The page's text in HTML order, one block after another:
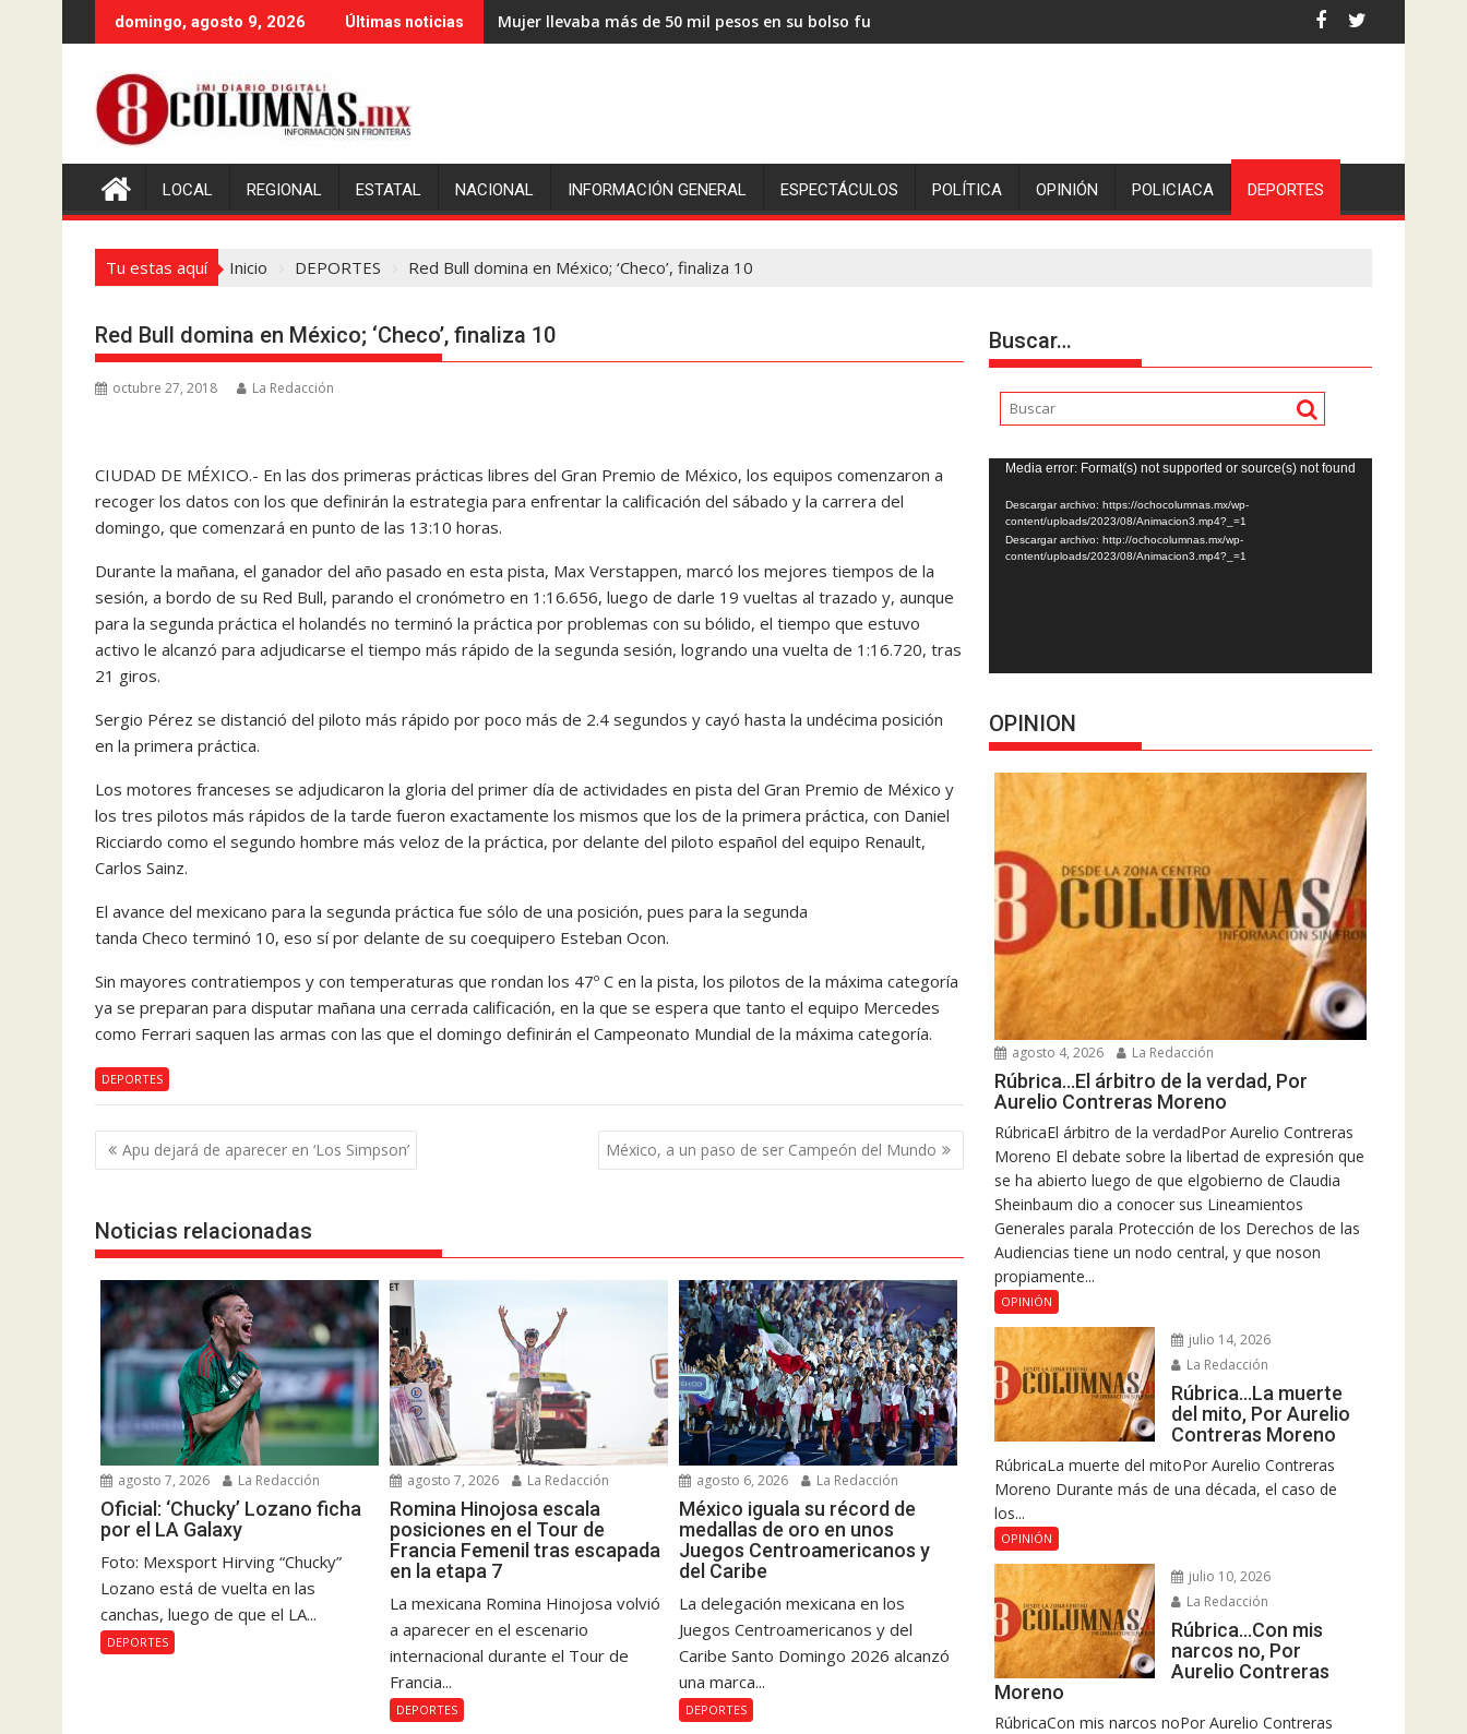
al
domingo, agosto 9, 2026 Últimas noticias Mujer llevaba más de 50 mil pesos en su bolso fue sorprendida por asaltantes
LOCAL REGIONAL ESTATAL NACIONAL INFORMACIÓN GENERAL ESPECTÁCULOS POLÍTICA OPINIÓN POLICIACA DEPORTES
Tu estas aquí Inicio DEPORTES Red Bull domina en México; ‘Checo’, finaliza 10
Red Bull domina en México; ‘Checo’, finaliza 10
octubre 27, 2018 La Redacción
CIUDAD DE MÉXICO.- En las dos primeras prácticas libres del Gran Premio de México, los equipos comenzaron a
recoger los datos con los que definirán la estrategia para enfrentar la calificación del sábado y la carrera del
domingo, que comenzará en punto de las 13:10 horas.
Durante la mañana, el ganador del año pasado en esta pista, Max Verstappen, marcó los mejores tiempos de la
sesión, a bordo de su Red Bull, parando el cronómetro en 1:16.656, luego de darle 19 vueltas al trazado y, aunque
para la segunda práctica el holandés no terminó la práctica por problemas con su bólido, el tiempo que estuvo
activo le alcanzó para adjudicarse el tiempo más rápido de la segunda sesión, logrando una vuelta de 1:16.720, tras
21 giros.
Sergio Pérez se distanció del piloto más rápido por poco más de 2.4 segundos y cayó hasta la undécima posición
en la primera práctica.
Los motores franceses se adjudicaron la gloria del primer día de actividades en pista del Gran Premio de México y
los tres pilotos más rápidos de la tarde fueron exactamente los mismos que los de la primera práctica, con Daniel
Ricciardo como el segundo hombre más veloz de la práctica, por delante del piloto español del equipo Renault,
Carlos Sainz.
El avance del mexicano para la segunda práctica fue sólo de una posición, pues para la segunda
tanda Checo terminó 10, eso sí por delante de su coequipero Esteban Ocon.
Sin mayores contratiempos y con temperaturas que rondan los 47º C en la pista, los pilotos de la máxima categoría
ya se preparan para disputar mañana una cerrada calificación, en la que se espera que tanto el equipo Mercedes
como Ferrari saquen las armas con las que el domingo definirán el Campeonato Mundial de la máxima categoría.
DEPORTES
Navegación
de
Apu dejará de aparecer en ‘Los Simpson’ México, a un paso de ser Campeón del Mundo
Noticias relacionadas
agosto 7, 2026 La Redacción
Oficial: ‘Chucky’ Lozano ficha
por el LA Galaxy
Foto: Mexsport Hirving “Chucky”
Lozano está de vuelta en las
canchas, luego de que el LA...
DEPORTES
agosto 7, 2026 La Redacción
Romina Hinojosa escala
posiciones en el Tour de
Francia Femenil tras escapada
en la etapa 7
La mexicana Romina Hinojosa volvió
a aparecer en el escenario
internacional durante el Tour de
Francia...
DEPORTES
agosto 6, 2026 La Redacción
México iguala su récord de
medallas de oro en unos
Juegos Centroamericanos y
del Caribe
La delegación mexicana en los
Juegos Centroamericanos y del
Caribe Santo Domingo 2026 alcanzó
una marca...
DEPORTES
Buscar…
Reproductor
de
vídeo
Media error: Format(s) not supported or source(s) not found
Descargar archivo: https://ochocolumnas.mx/wp-
content/uploads/2023/08/Animacion3.mp4?_=1
Descargar archivo: http://ochocolumnas.mx/wp-
content/uploads/2023/08/Animacion3.mp4?_=1
OPINION
agosto 4, 2026 La Redacción
Rúbrica…El árbitro de la verdad, Por
Aurelio Contreras Moreno
RúbricaEl árbitro de la verdadPor Aurelio Contreras
Moreno El debate sobre la libertad de expresión que
se ha abierto luego de que elgobierno de Claudia
Sheinbaum dio a conocer sus Lineamientos
Generales parala Protección de los Derechos de las
Audiencias tiene un nodo central, y que noson
propiamente...
OPINIÓN
julio 14, 2026
La Redacción
Rúbrica…La muerte
del mito, Por Aurelio
Contreras Moreno
RúbricaLa muerte del mitoPor Aurelio Contreras
Moreno Durante más de una década, el caso de
los...
OPINIÓN
julio 10, 2026
La Redacción
Rúbrica…Con mis
narcos no, Por
Aurelio Contreras
Moreno
RúbricaCon mis narcos noPor Aurelio Contreras